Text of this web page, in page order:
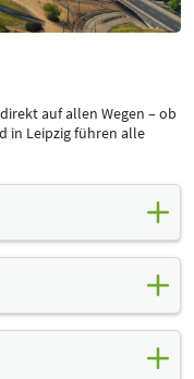
auf allen Wegen – ob
in Leipzig führen alle
Nahverkehrsnetz.
verbinden den
Hotels und
das Leipziger
zu allen größeren
Leipzig und an den City-
können Reisende